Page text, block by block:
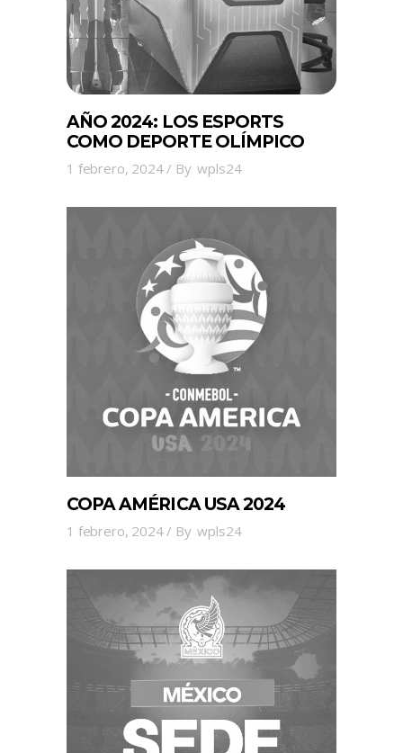
AÑO 2024: LOS ESPORTS
COMO DEPORTE OLÍMPICO
1 febrero, 2024 By wpls24
COPA AMÉRICA USA 2024
1 febrero, 2024 By wpls24